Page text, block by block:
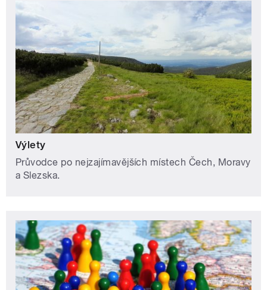
Výlety
Průvodce po nejzajímavějších místech Čech, Moravy
a Slezska.